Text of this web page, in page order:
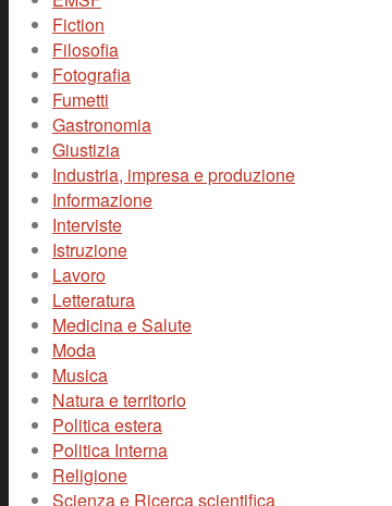
Fiction
Filosofia
Fotografia
Fumetti
Gastronomia
Giustizia
Industria, impresa e produzione
Informazione
Interviste
Istruzione
Lavoro
Letteratura
Medicina e Salute
Moda
Musica
Natura e territorio
Politica estera
Politica Interna
Religione
Scienza e Ricerca scientifica